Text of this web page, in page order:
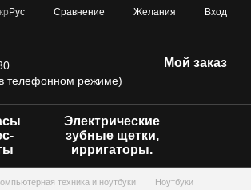
Рус Сравнение Желания Вход
телефонном режиме)
Мой заказ
Электрические
зубные щетки,
ирригаторы.
техника и ноутбуки
Ноутбуки